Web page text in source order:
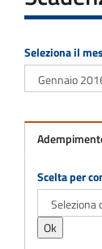
Seleziona il
Scelta per